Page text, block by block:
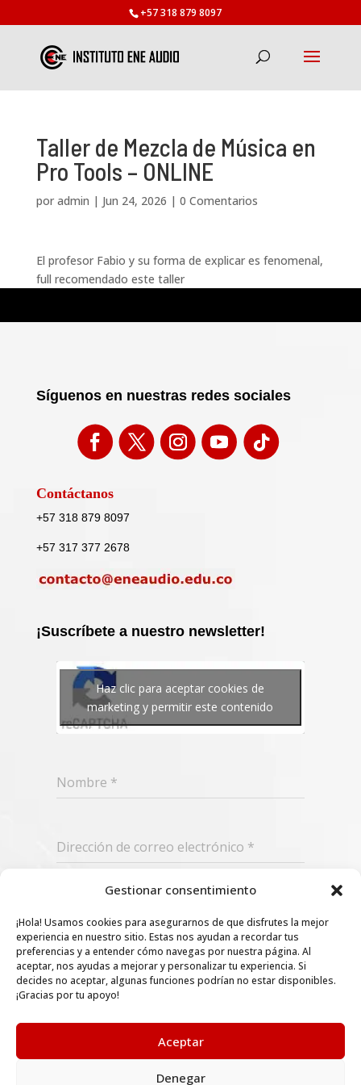
Gestionar consentimiento
¡Hola! Usamos cookies para asegurarnos de que disfrutes la mejor
experiencia en nuestro sitio. Estas nos ayudan a recordar tus
preferencias y a entender cómo navegas por nuestra página. Al
aceptar, nos ayudas a mejorar y personalizar tu experiencia. Si
decides no aceptar, algunas funciones podrían no estar disponibles.
¡Gracias por tu apoyo!
Aceptar
Denegar
+57 318 879 8097
Taller de Mezcla de Música en
Pro Tools – ONLINE
por admin | Jun 24, 2026 | 0 Comentarios
El profesor Fabio y su forma de explicar es fenomenal,
full recomendado este taller
Síguenos en nuestras redes sociales
Contáctanos
+57 318 879 8097
+57 317 377 2678
¡Suscríbete a nuestro newsletter!
Haz clic para aceptar cookies de
marketing y permitir este contenido
Nombre *
Dirección de correo electrónico *
Suscribir